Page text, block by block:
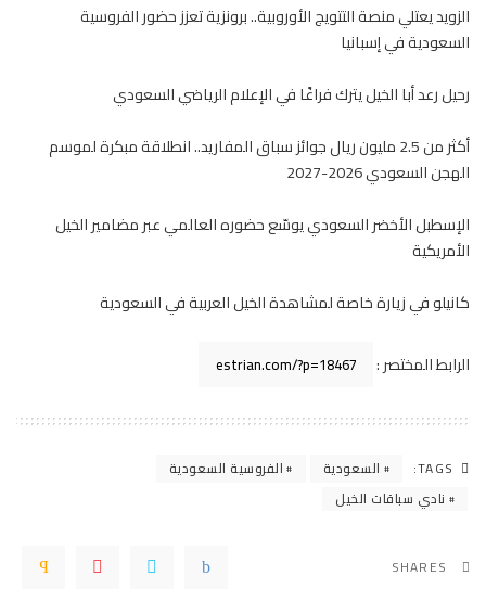
الزويد يعتلي منصة التتويج الأوروبية.. برونزية تعزز حضور الفروسية
السعودية في إسبانيا
رحيل رعد أبا الخيل يترك فراغًا في الإعلام الرياضي السعودي
أكثر من 2.5 مليون ريال جوائز سباق المفاريد.. انطلاقة مبكرة لموسم
الهجن السعودي 2026-2027
الإسطبل الأخضر السعودي يوسّع حضوره العالمي عبر مضامير الخيل
الأمريكية
كانيلو في زيارة خاصة لمشاهدة الخيل العربية في السعودية
الرابط المختصر :
TAGS: السعودية
الفروسية السعودية
نادي سباقات الخيل
SHARES